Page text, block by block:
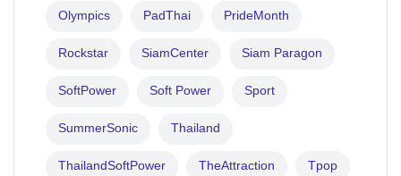
Olympics PadThai PrideMonth
Rockstar SiamCenter Siam Paragon
SoftPower Soft Power Sport
SummerSonic Thailand
ThailandSoftPower TheAttraction Tpop